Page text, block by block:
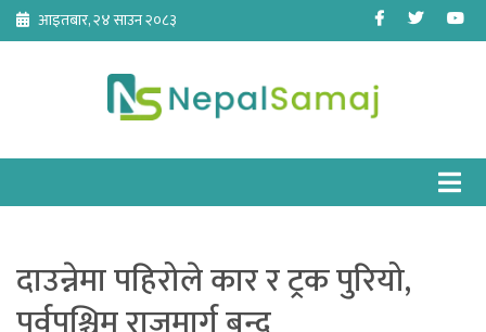
Skip
content
आइतबार, २४ साउन २०८३ Facebook
Twitter
दाउन्नेमा पहिरोले कार र ट्रक पुरियो,